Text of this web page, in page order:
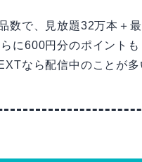
数で、見放題32万本＋最
に600円分のポイント
なら配信中のことが